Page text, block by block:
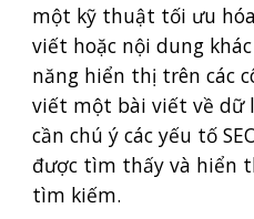
một kỹ thuật tối ưu
viết hoặc nội dung
năng hiển thị trên các
viết một bài viết về dữ
cần chú ý các yếu tố
được tìm thấy và hiển
tìm kiếm.